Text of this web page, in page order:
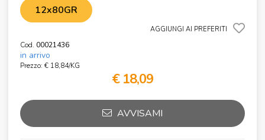
12x80GR
AGGIUNGI AI PREFERITI
Cod. 00021436
in arrivo
Prezzo: € 18,84/KG
€ 18,09
AVVISAMI